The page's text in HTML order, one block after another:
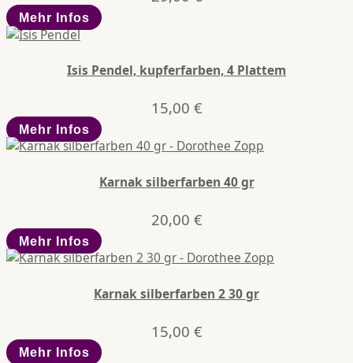
Mehr Infos
Isis Pendel, kupferfarben, 4 Plattem
15,00 €
Mehr Infos
Karnak silberfarben 40 gr
20,00 €
Mehr Infos
Karnak silberfarben 2 30 gr
15,00 €
Mehr Infos